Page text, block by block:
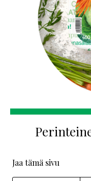
Jaa tämä sivu